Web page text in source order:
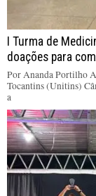
I Turma de
doações para
Por Ananda Portilho
Tocantins (Unitins)
a